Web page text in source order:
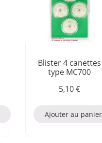
Blister 4 canettes
type MC700
5,10€
Ajouter au panier